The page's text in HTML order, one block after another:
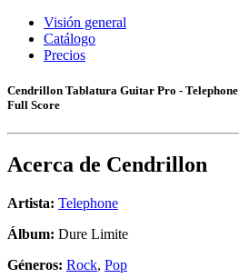
Visión general
Catálogo
Precios
Cendrillon Tablatura Guitar Pro - Telephone
Full Score
Acerca de Cendrillon
Artista: Telephone
Álbum: Dure Limite
Géneros: Rock, Pop